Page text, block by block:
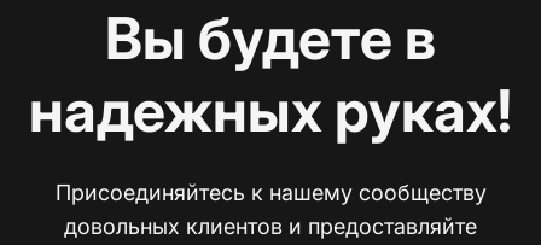
Вы будете в
надежных руках!
Присоединяйтесь к нашему сообществу
довольных клиентов и предоставляйте